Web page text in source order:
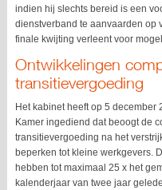
indien hij slechts bereid is een
dienstverband te aanvaarden op
finale kwijting verleent voor
Ontwikkelingen
transitievergoeding
Het kabinet heeft op 5 december
Kamer ingediend dat beoogt de
transitievergoeding na het
beperken tot kleine werkgevers.
hebben tot maximaal 25 x het
kalenderjaar van twee jaar